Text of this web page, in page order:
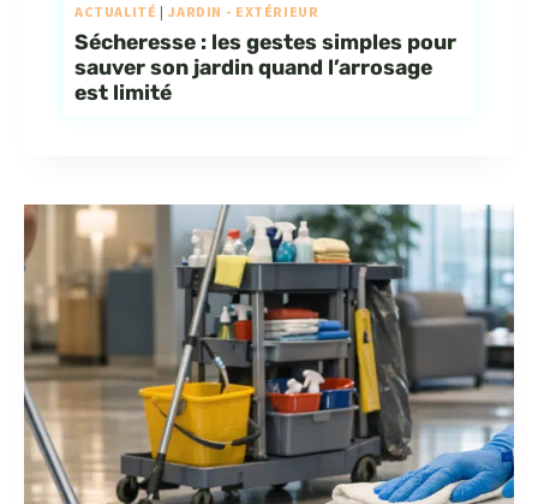
ACTUALITÉ | JARDIN - EXTÉRIEUR
Sécheresse : les gestes simples pour
sauver son jardin quand l’arrosage
est limité